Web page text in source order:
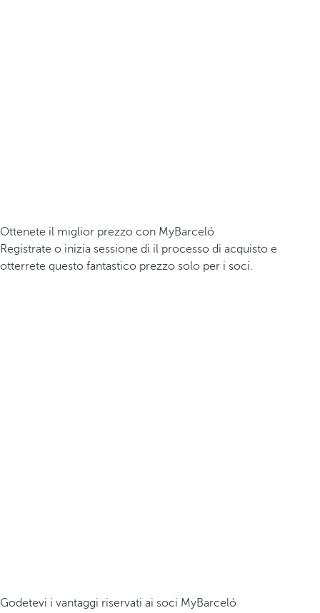
Ottenete il miglior prezzo con MyBarceló
Registrate o inizia sessione di il processo di acquisto e
otterrete questo fantastico prezzo solo per i soci.
Godetevi i vantaggi riservati ai soci MyBarceló